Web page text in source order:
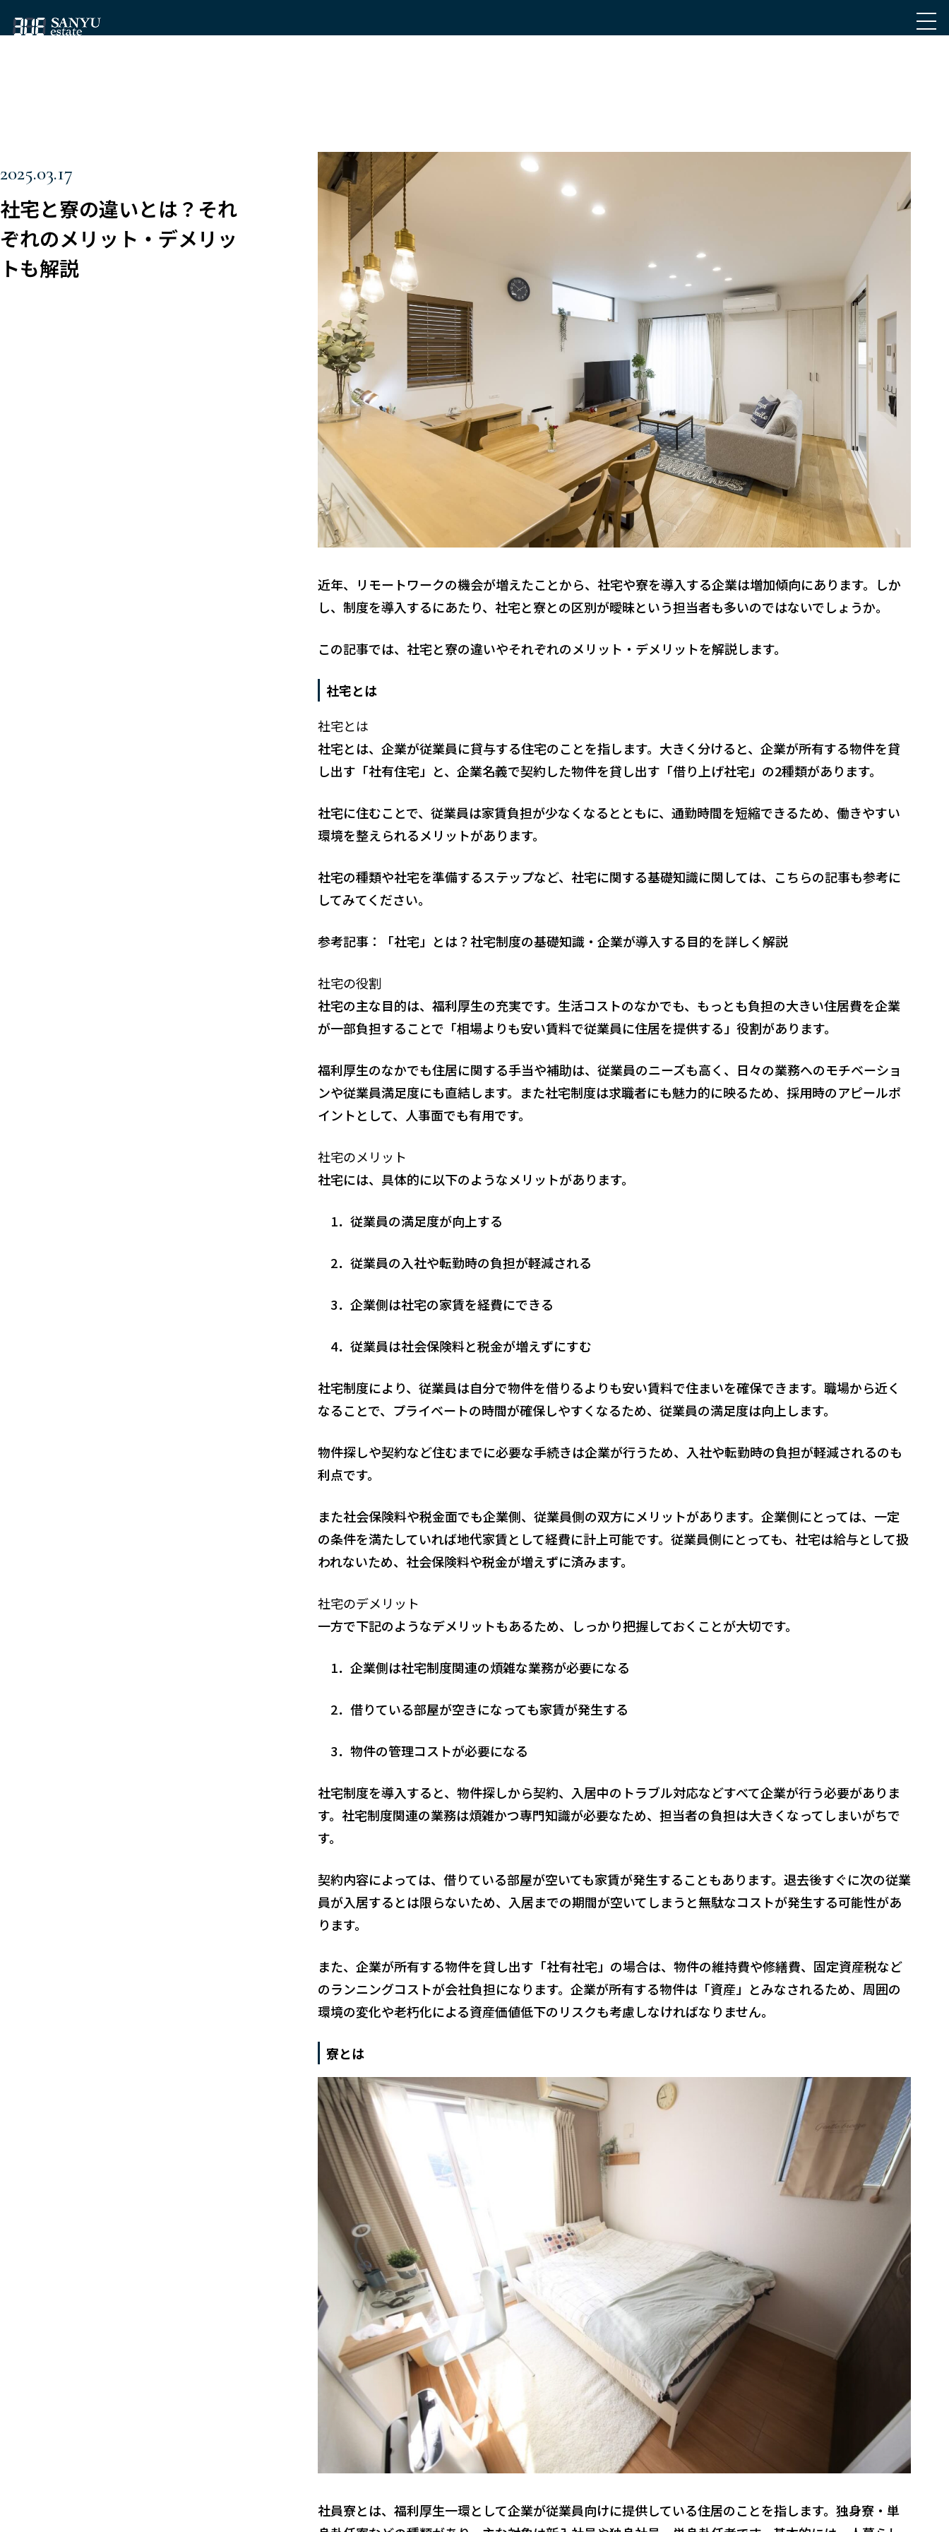
2025.03.17
社宅と寮の違いとは？それ
ぞれのメリット・デメリッ
トも解説
近年、リモートワークの機会が増えたことから、社宅や寮を導入する企業は増加傾向にあります。しか
し、制度を導入するにあたり、社宅と寮との区別が曖昧という担当者も多いのではないでしょうか。
この記事では、社宅と寮の違いやそれぞれのメリット・デメリットを解説します。
社宅とは
社宅とは
社宅とは、企業が従業員に貸与する住宅のことを指します。大きく分けると、企業が所有する物件を貸
し出す「社有住宅」と、企業名義で契約した物件を貸し出す「借り上げ社宅」の2種類があります。
社宅に住むことで、従業員は家賃負担が少なくなるとともに、通勤時間を短縮できるため、働きやすい
環境を整えられるメリットがあります。
社宅の種類や社宅を準備するステップなど、社宅に関する基礎知識に関しては、こちらの記事も参考に
してみてください。
参考記事： 「社宅」とは？社宅制度の基礎知識・企業が導入する目的を詳しく解説
社宅の役割
社宅の主な目的は、福利厚生の充実です。生活コストのなかでも、もっとも負担の大きい住居費を企業
が一部負担することで「相場よりも安い賃料で従業員に住居を提供する」役割があります。
福利厚生のなかでも住居に関する手当や補助は、従業員のニーズも高く、日々の業務へのモチベーショ
ンや従業員満足度にも直結します。また社宅制度は求職者にも魅力的に映るため、採用時のアピールポ
イントとして、人事面でも有用です。
社宅のメリット
社宅には、具体的に以下のようなメリットがあります。
1．従業員の満足度が向上する
2．従業員の入社や転勤時の負担が軽減される
3．企業側は社宅の家賃を経費にできる
4．従業員は社会保険料と税金が増えずにすむ
社宅制度により、従業員は自分で物件を借りるよりも安い賃料で住まいを確保できます。職場から近く
なることで、プライベートの時間が確保しやすくなるため、従業員の満足度は向上します。
物件探しや契約など住むまでに必要な手続きは企業が行うため、入社や転勤時の負担が軽減されるのも
利点です。
また社会保険料や税金面でも企業側、従業員側の双方にメリットがあります。企業側にとっては、一定
の条件を満たしていれば地代家賃として経費に計上可能です。従業員側にとっても、社宅は給与として扱
われないため、社会保険料や税金が増えずに済みます。
社宅のデメリット
一方で下記のようなデメリットもあるため、しっかり把握しておくことが大切です。
1．企業側は社宅制度関連の煩雑な業務が必要になる
2．借りている部屋が空きになっても家賃が発生する
3．物件の管理コストが必要になる
社宅制度を導入すると、物件探しから契約、入居中のトラブル対応などすべて企業が行う必要がありま
す。社宅制度関連の業務は煩雑かつ専門知識が必要なため、担当者の負担は大きくなってしまいがちで
す。
契約内容によっては、借りている部屋が空いても家賃が発生することもあります。退去後すぐに次の従業
員が入居するとは限らないため、入居までの期間が空いてしまうと無駄なコストが発生する可能性があ
ります。
また、企業が所有する物件を貸し出す「社有社宅」の場合は、物件の維持費や修繕費、固定資産税など
のランニングコストが会社負担になります。企業が所有する物件は「資産」とみなされるため、周囲の
環境の変化や老朽化による資産価値低下のリスクも考慮しなければなりません。
寮とは
社員寮とは、福利厚生一環として企業が従業員向けに提供している住居のことを指します。独身寮・単